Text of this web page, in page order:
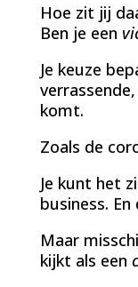
Hoe zit jij
Ben je een
Je keuze
komt.
Zoals de
Je kunt het
business.
Maar
kijkt als een